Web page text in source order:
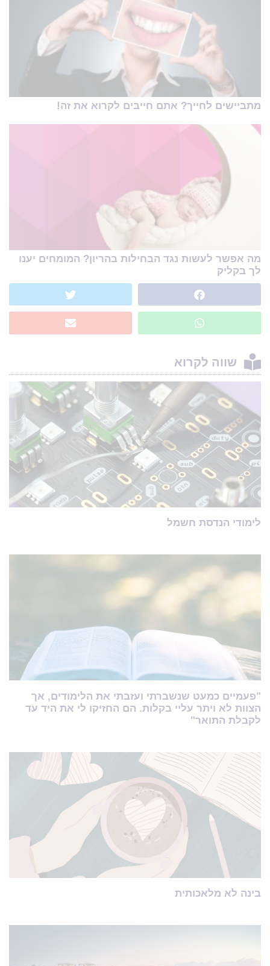
מתביישים לחייך? אתם חייבים לקרוא את זה!
מה אפשר לעשות נגד הבחילות בהריון? המומחים יענו
לך בקליק
שווה לקרוא
לימודי הנדסת חשמל
"פעמיים כמעט שנשברתי ועזבתי את הלימודים, אך
הצוות לא ויתר עליי בקלות. הם החזיקו לי את היד עד
לקבלת התואר"
בינה לא מלאכותית